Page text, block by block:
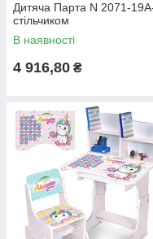
Дитяча Парта N 2071-
стільчиком
В наявності
4 916,80 ₴